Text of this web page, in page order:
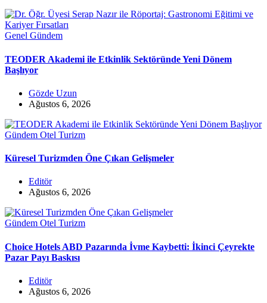
Genel Gündem
TEODER Akademi ile Etkinlik Sektöründe Yeni Dönem
Başlıyor
Gözde Uzun
Ağustos 6, 2026
Gündem Otel Turizm
Küresel Turizmden Öne Çıkan Gelişmeler
Editör
Ağustos 6, 2026
Gündem Otel Turizm
Choice Hotels ABD Pazarında İvme Kaybetti: İkinci Çeyrekte
Pazar Payı Baskısı
Editör
Ağustos 6, 2026